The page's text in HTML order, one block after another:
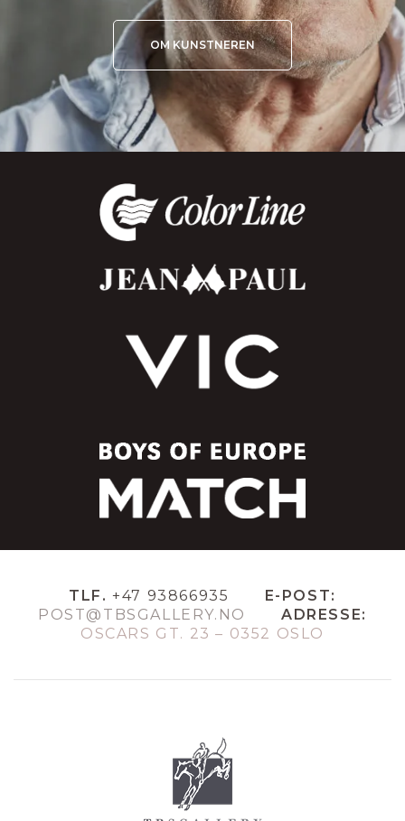
OM KUNSTNEREN
TLF. +47 93866935
E-POST:
POST@TBSGALLERY.NO
ADRESSE:
OSCARS GT. 23 – 0352 OSLO